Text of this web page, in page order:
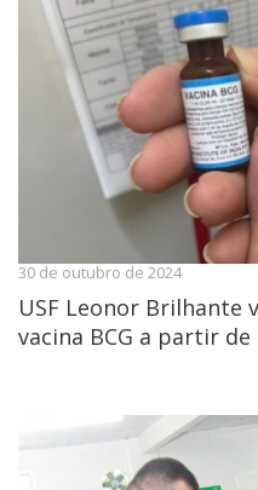
30 de outubro de 2024
USF Leonor Brilhante
vacina BCG a partir